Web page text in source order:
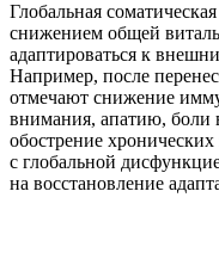
Глобальная
снижением общей
адаптироваться к
Например, после
отмечают снижение
внимания, апатию, боли
обострение
с глобальной
на восстановление